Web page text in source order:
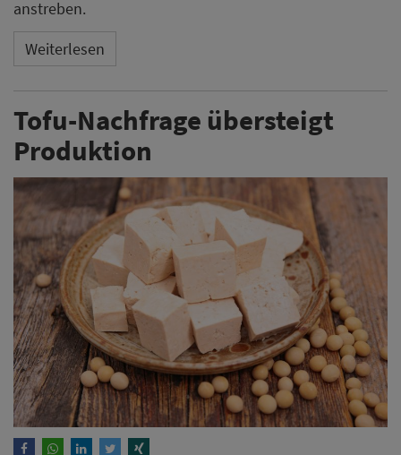
anstreben.
Weiterlesen
Tofu-Nachfrage übersteigt
Produktion